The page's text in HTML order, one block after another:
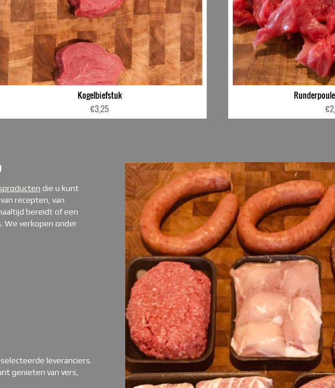
Kogelbiefstuk
€3,25
€
die u kunt
recepten, van
bereidt of een
We verkopen onder
leveranciers.
genieten van vers,